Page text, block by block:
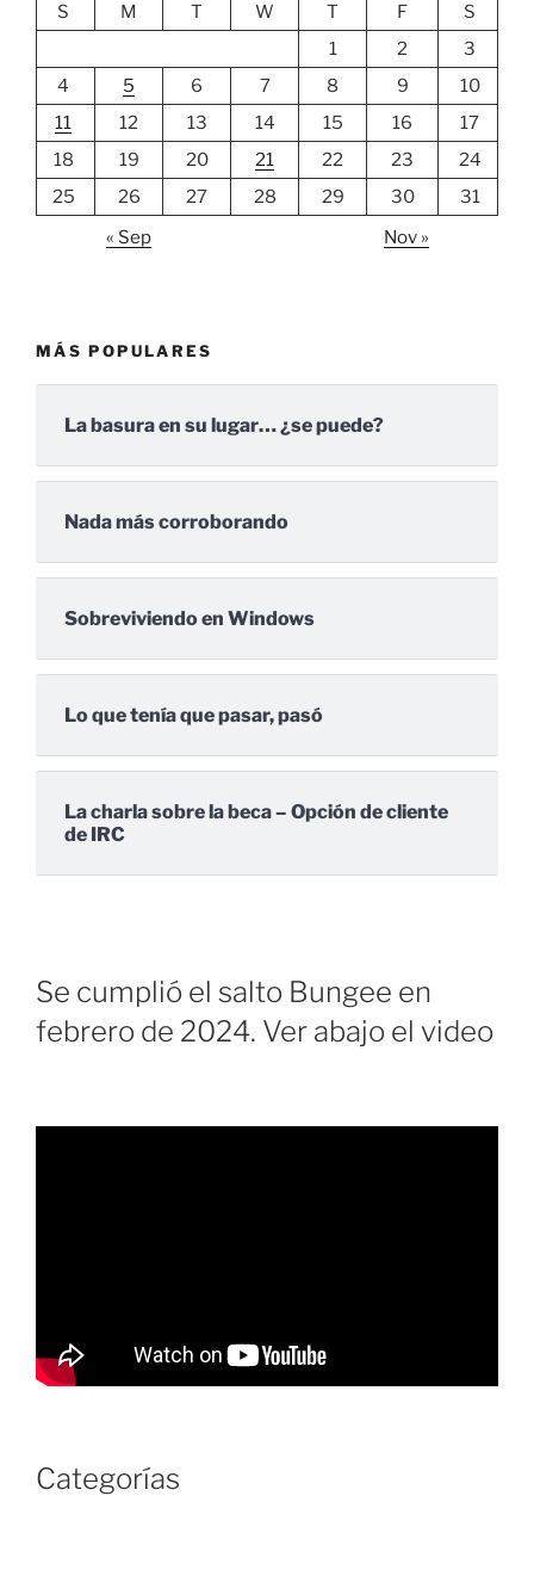
S
M T W T F
S
1
2
3
4
5 6 7 8 9
10
11
12 13 14 15 16
17
18
19 20 21 22 23
24
25
26 27 28 29 30
31
« Sep
Nov »
MÁS POPULARES
La basura en su lugar… ¿se puede?
Nada más corroborando
Sobreviviendo en Windows
Lo que tenía que pasar, pasó
La charla sobre la beca – Opción de cliente
de IRC
Se cumplió el salto Bungee en
febrero de 2024. Ver abajo el video
Categorías